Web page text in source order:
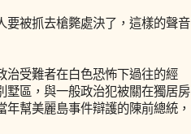
要被抓去槍斃處決了，這樣的聲音
治受難者在白色恐怖下過往的經
墅區，與一般政治犯被關在獨居房
幫美麗島事件辯護的陳前總統，